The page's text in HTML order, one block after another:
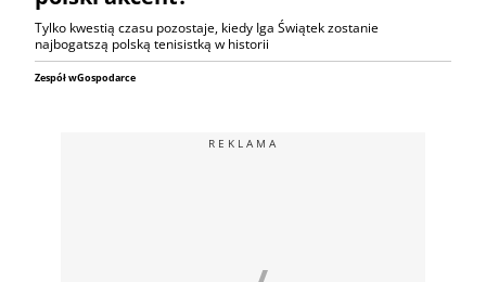
Tylko kwestią czasu pozostaje, kiedy Iga Świątek zostanie
najbogatszą polską tenisistką w historii
Zespół wGospodarce
REKLAMA